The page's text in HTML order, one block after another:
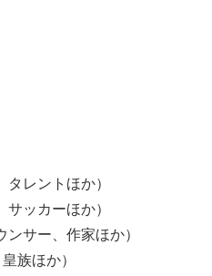
タレントほか）
サッカーほか）
ンサー、作家ほか）
族ほか）